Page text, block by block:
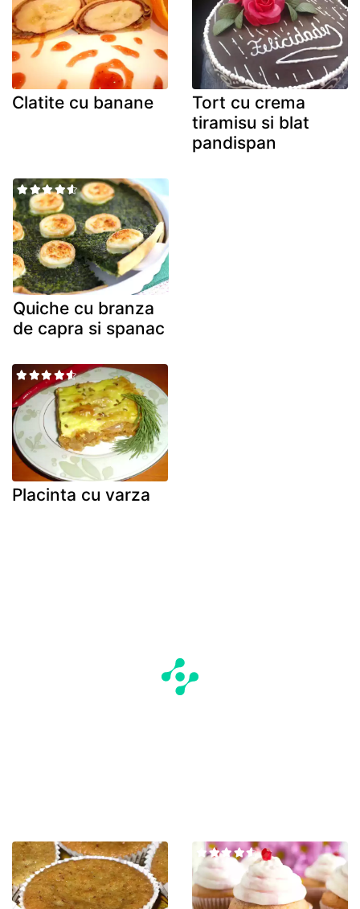
Clatite cu banane
Tort cu crema
tiramisu si blat
pandispan
Quiche cu branza
de capra si spanac
Placinta cu varza